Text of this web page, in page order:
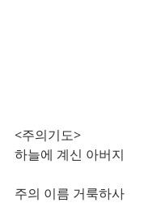
<주의기도>
하늘에 계신 아버지
주의 이름 거룩하사